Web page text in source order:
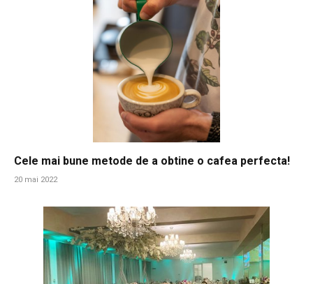
Cele mai bune metode de a obtine o cafea perfecta!
20 mai 2022